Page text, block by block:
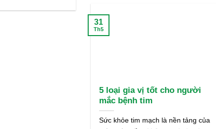
5 loại gia vị tốt cho người
mắc bệnh tim
Sức khỏe tim mạch là nền tảng của
31
Th5